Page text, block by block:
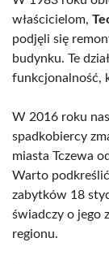
właścicielom,
podjęli się
budynku. Te
funkcjonalność,
W 2016 roku
spadkobiercy
miasta Tczewa
Warto
zabytków 18
świadczy o jego
regionu.